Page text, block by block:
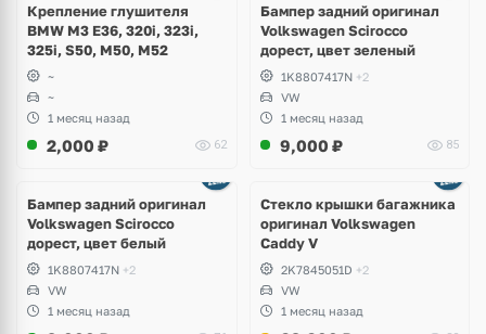
Крепление глушителя
BMW M3 E36, 320i, 323i,
325i, S50, M50, M52
~
~
1 месяц назад
2,000 ₽ 62
Бампер задний оригинал
Volkswagen Scirocco
дорест, цвет зеленый
1K8807417N +2
VW
1 месяц назад
9,000 ₽ 85
Бампер задний оригинал
Volkswagen Scirocco
дорест, цвет белый
1K8807417N +2
VW
1 месяц назад
Стекло крышки багажника
оригинал Volkswagen
Caddy V
2K7845051D +2
VW
1 месяц назад